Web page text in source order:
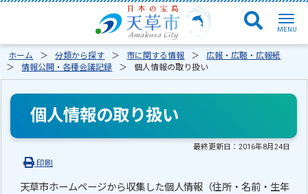
ホーム 分類から探す 市に関する情報
広報・広聴・広報紙
情報公開・各種会議記録
個人情報の取り扱い
個人情報の取り扱い
最終更新日：2016年8月24日
印刷
天草市ホームページから収集した個人情報（住所・名前・生年